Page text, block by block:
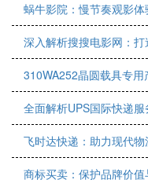
蜗牛影院：慢节奏观影
深入解析搜搜电影网：
310WA252晶圆载具专
全面解析UPS国际快递
飞时达快递：助力现代
商标买卖：保护品牌价